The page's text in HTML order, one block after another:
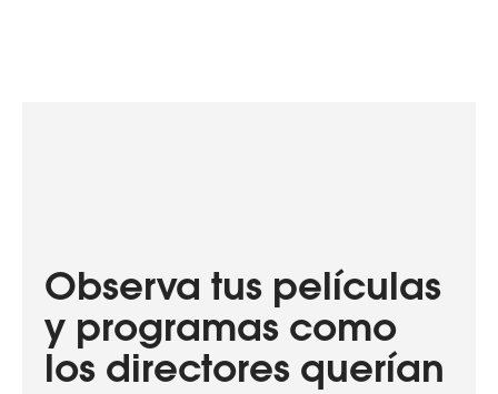
Observa tus películas
y programas como
los directores querían